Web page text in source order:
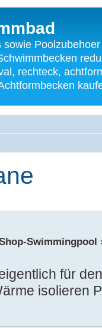
sowie
rechteck,
Swimmingpool
für
isolieren